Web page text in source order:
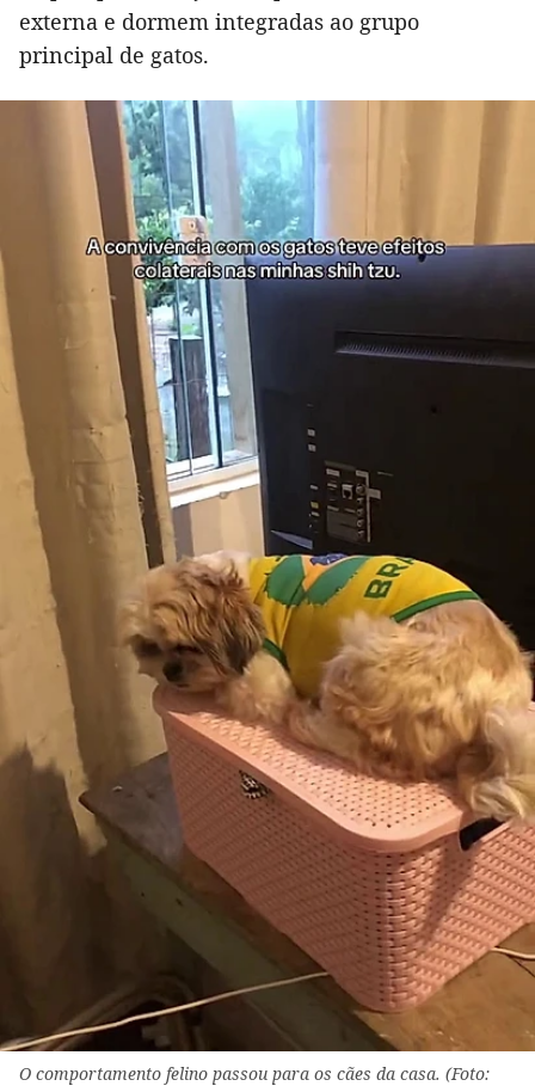
externa e dormem integradas ao grupo
principal de gatos.
O comportamento felino passou para os cães da casa. (Foto: